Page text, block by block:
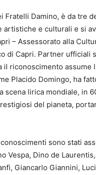
Fratelli Damino, è da tre
e culturali e si
– Assessorato alla
di Capri. Partner ufficiali
il riconoscimento assume
Placido Domingo, ha
scena lirica mondiale, in
del pianeta,
sono stati
Vespa, Dino de
Giancarlo Giannini,